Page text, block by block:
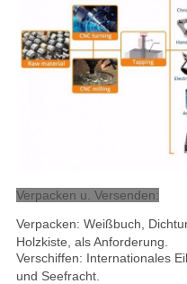
Verpacken u. Versenden:
Verpacken: Weißbuch,
Holzkiste, als Anforderung.
Verschiffen: Internationales
und Seefracht.